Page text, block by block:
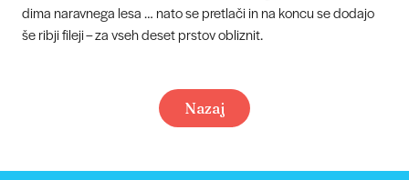
dima naravnega lesa … nato se pretlači in na koncu se dodajo
še ribji fileji – za vseh deset prstov obliznit.
Nazaj